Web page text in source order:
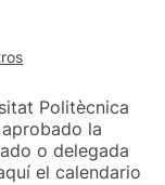
Politècnica
la
o delegada
el calendario